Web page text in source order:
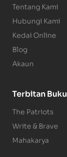
Tentang Kami
Hubungi Kami
Kedai Online
Blog
Akaun
Terbitan Buku
The Patriots
Write & Brave
Mahakarya